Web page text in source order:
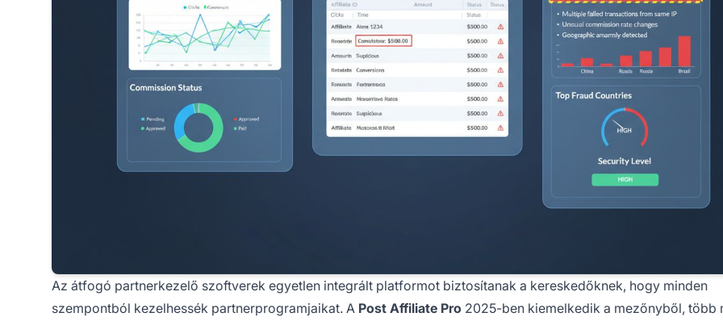
Az átfogó partnerkezelő szoftverek egyetlen integrált platformot biztosítanak a kereskedőknek, hogy minden
szempontból kezelhessék partnerprogramjaikat. A Post Affiliate Pro 2025-ben kiemelkedik a mezőnyből, több